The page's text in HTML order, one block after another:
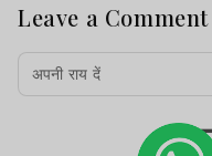
Leave a Comment